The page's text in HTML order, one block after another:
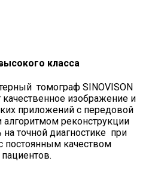
класса
томограф SINOVISON
качественное изображение и
приложений с передовой
алгоритмом реконструкции
на точной диагностике при
постоянным качеством